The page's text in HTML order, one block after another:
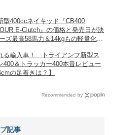
型400ccネイキッド『CB400
E-Clutch』の価格と発売日が決
ズ最高58馬力＆14kgもの軽量化!?
新車ニュース】
る輸入車！ トライアンフ新型ス
400＆トラッカー400本音レビュー
の足着きは？】
Recommended by
記事